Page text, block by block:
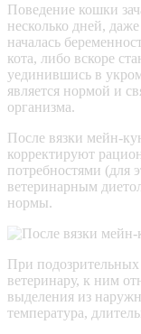
Поведение кошки
несколько дней,
началась
кота, либо вскоре
уединившись в
является нормой и
организма.
После вязки мейн-
корректируют
потребностями (для
ветеринарным
нормы.
При подозрительных
ветеринару, к ним
выделения из
температура,